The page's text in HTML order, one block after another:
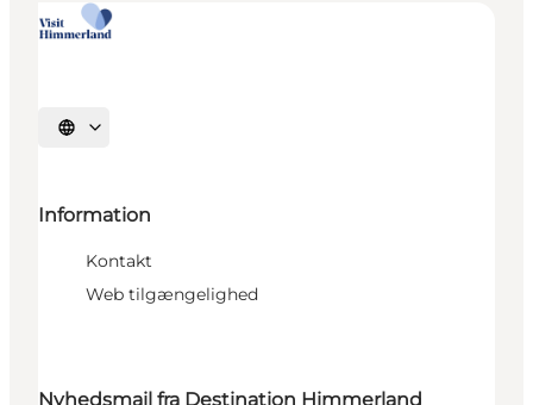
Vælg sprog
Information
Kontakt
Web tilgængelighed
Nyhedsmail fra Destination Himmerland